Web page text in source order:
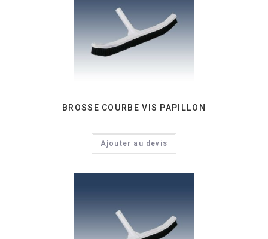
BROSSE COURBE VIS PAPILLON
Ajouter au devis